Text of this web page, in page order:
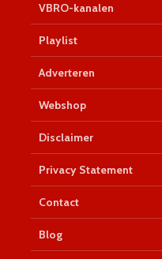
VBRO-kanalen
Playlist
Adverteren
Webshop
Disclaimer
Privacy Statement
Contact
Blog